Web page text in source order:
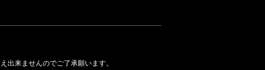
出来ませんのでご了承願います。